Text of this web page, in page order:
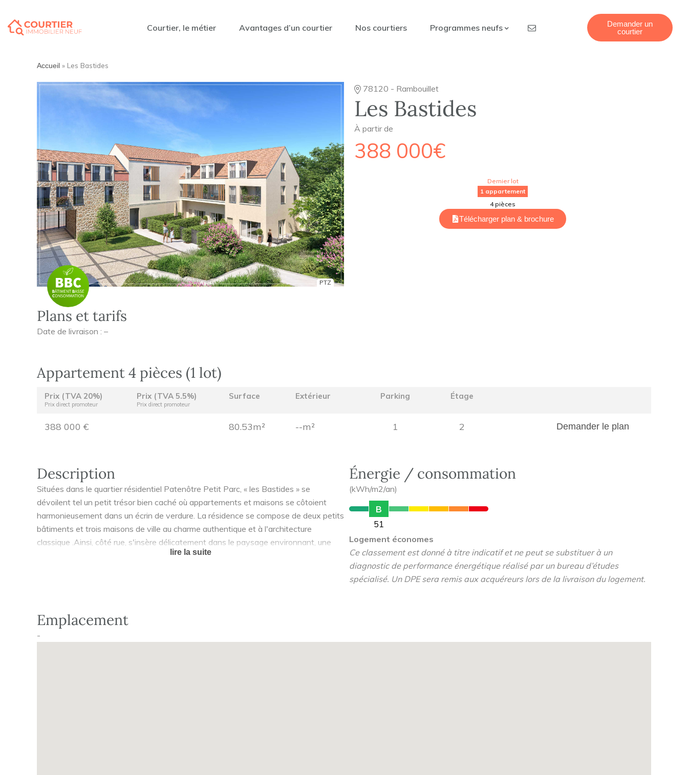
Courtier, le métier Avantages d’un courtier Nos courtiers Programmes neufs
Demander un
courtier
Accueil » Les Bastides
PTZ
78120 - Rambouillet
Les Bastides
À partir de
388 000€
Dernier lot
1 appartement
4 pièces
Télécharger plan & brochure
Plans et tarifs
Date de livraison : –
Appartement 4 pièces (1 lot)
Prix (TVA 20%)
Prix direct promoteur
Prix (TVA 5.5%)
Prix direct promoteur
Surface Extérieur Parking Étage
388 000 € 80.53m² --m² 1 2 Demander le plan
Description
Situées dans le quartier résidentiel Patenôtre Petit Parc, « les Bastides » se
dévoilent tel un petit trésor bien caché où appartements et maisons se côtoient
harmonieusement dans un écrin de verdure. La résidence se compose de deux petits
bâtiments et trois maisons de ville au charme authentique et à l'architecture
classique .Ainsi, côté rue, s'insère délicatement dans le paysage environnant, une
élégante bâtisse arborant des petites tuiles plates en toiture et parement de pierre
déclinés du studio au 4 pièces familial dont la plupart bénéficient d'un jardin privé en
rez-de-chaussée, de loggia aux étages supérieurs ou d'une belle terrasse en attique.
lire la suite
Énergie / consommation
(kWh/m2/an)
B
51
Logement économes
Ce classement est donné à titre indicatif et ne peut se substituer à un
diagnostic de performance énergétique réalisé par un bureau d’études
spécialisé. Un DPE sera remis aux acquéreurs lors de la livraison du logement.
Emplacement
-